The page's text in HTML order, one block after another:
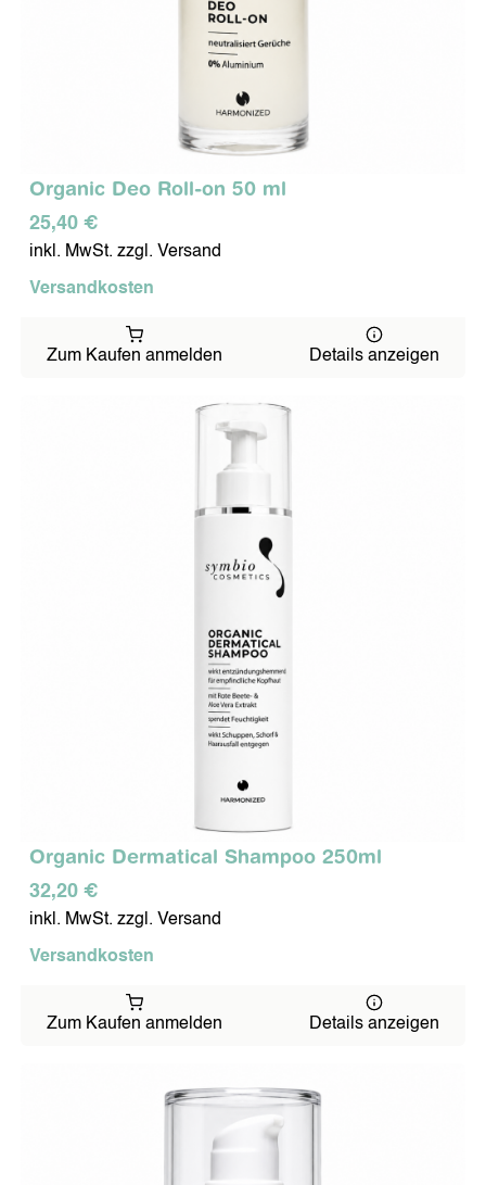
Organic Deo Roll-on 50 ml
25,40 €
inkl. MwSt. zzgl. Versand
Versandkosten
Zum Kaufen anmelden Details anzeigen
Organic Dermatical Shampoo 250ml
32,20 €
inkl. MwSt. zzgl. Versand
Versandkosten
Zum Kaufen anmelden Details anzeigen